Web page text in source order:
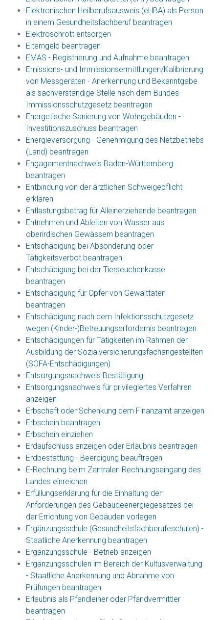
Elektronischen Heilberufsausweis (eHBA) als Person
in einem Gesundheitsfachberuf beantragen
Elektroschrott entsorgen
Elterngeld beantragen
EMAS - Registrierung und Aufnahme beantragen
Emissions- und Immissionsermittlungen/Kalibrierung
von Messgeräten - Anerkennung und Bekanntgabe
als sachverständige Stelle nach dem Bundes-
Immissionsschutzgesetz beantragen
Energetische Sanierung von Wohngebäuden -
Investitionszuschuss beantragen
Energieversorgung - Genehmigung des Netzbetriebs
(Land) beantragen
Engagementnachweis Baden-Württemberg
beantragen
Entbindung von der ärztlichen Schweigepflicht
erklären
Entlastungsbetrag für Alleinerziehende beantragen
Entnehmen und Ableiten von Wasser aus
oberirdischen Gewässern beantragen
Entschädigung bei Absonderung oder
Tätigkeitsverbot beantragen
Entschädigung bei der Tierseuchenkasse
beantragen
Entschädigung für Opfer von Gewalttaten
beantragen
Entschädigung nach dem Infektionsschutzgesetz
wegen (Kinder-)Betreuungserfordernis beantragen
Entschädigungen für Tätigkeiten im Rahmen der
Ausbildung der Sozialversicherungsfachangestellten
(SOFA-Entschädigungen)
Entsorgungsnachweis Bestätigung
Entsorgungsnachweis für privilegiertes Verfahren
anzeigen
Erbschaft oder Schenkung dem Finanzamt anzeigen
Erbschein beantragen
Erbschein einziehen
Erdaufschluss anzeigen oder Erlaubnis beantragen
Erdbestattung - Beerdigung beauftragen
E-Rechnung beim Zentralen Rechnungseingang des
Landes einreichen
Erfüllungserklärung für die Einhaltung der
Anforderungen des Gebäudeenergiegesetzes bei
der Errichtung von Gebäuden vorlegen
Ergänzungsschule (Gesundheitsfachberufeschulen) -
Staatliche Anerkennung beantragen
Ergänzungsschule - Betrieb anzeigen
Ergänzungsschulen im Bereich der Kultusverwaltung
- Staatliche Anerkennung und Abnahme von
Prüfungen beantragen
Erlaubnis als Pfandleiher oder Pfandvermittler
beantragen